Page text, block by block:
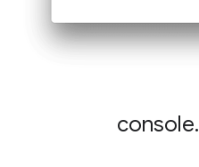
console.